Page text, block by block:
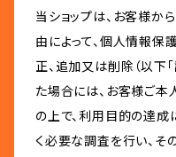
当ショップは、お客様か
由によって、個人情報
正、追加又は削除（以下
た場合には、お客様ご
の上で、利用目的の達成
く必要な調査を行い、そ